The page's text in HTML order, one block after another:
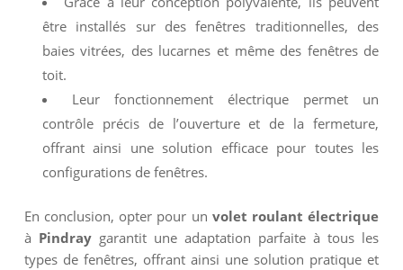
être installés sur des fenêtres traditionnelles, des
baies vitrées, des lucarnes et même des fenêtres de
toit.
Leur fonctionnement électrique permet un
contrôle précis de l’ouverture et de la fermeture,
offrant ainsi une solution efficace pour toutes les
configurations de fenêtres.
En conclusion, opter pour un volet roulant électrique
à Pindraygarantit une adaptation parfaite à tous les
types de fenêtres, offrant ainsi une solution pratique et